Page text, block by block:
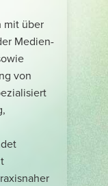
mit über
Medien-
von